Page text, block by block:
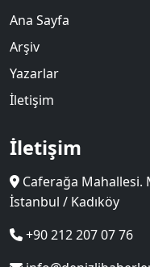
Ana Sayfa
Arşiv
Yazarlar
İletişim
İletişim
Caferağa Mahallesi.
İstanbul / Kadıköy
+90 212 207 07 76